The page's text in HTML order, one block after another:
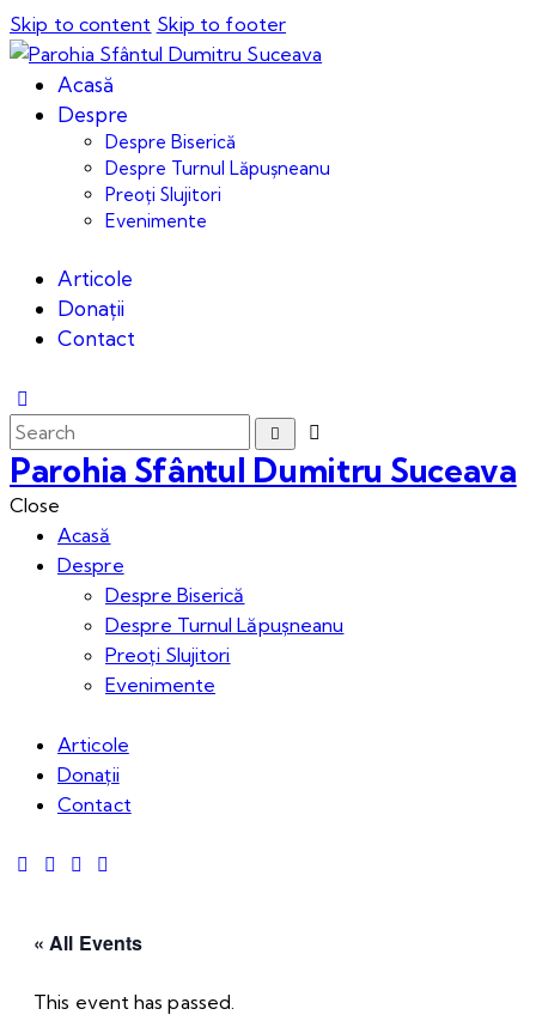
Skip to content Skip to footer
Acasă
Despre
Despre Biserică
Despre Turnul Lăpușneanu
Preoți Slujitori
Evenimente
Articole
Donații
Contact
Parohia Sfântul Dumitru Suceava
Close
Acasă
Despre
Despre Biserică
Despre Turnul Lăpușneanu
Preoți Slujitori
Evenimente
Articole
Donații
Contact
« All Events
This event has passed.